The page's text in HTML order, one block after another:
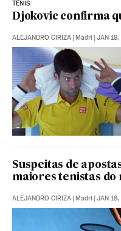
TÊNIS
Djokovic confirma
ALEJANDRO CIRIZA | Madri | JAN
Suspeitas de
maiores tenistas do
ALEJANDRO CIRIZA | Madri | JAN